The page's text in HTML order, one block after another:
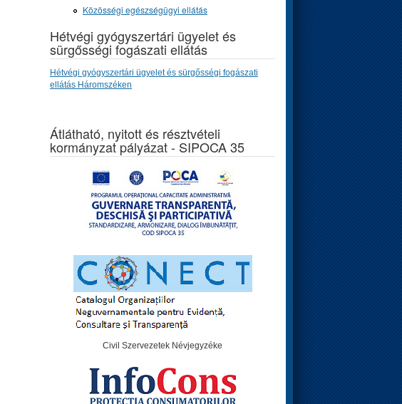
Közösségi egészségügyi ellátás
Hétvégi gyógyszertári ügyelet és
sürgősségi fogászati ellátás
Hétvégi gyógyszertári ügyelet és sürgősségi fogászati
ellátás Háromszéken
Átlátható, nyitott és résztvételi
kormányzat pályázat - SIPOCA 35
Civil Szervezetek Névjegyzéke